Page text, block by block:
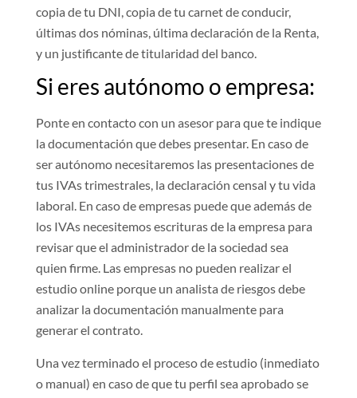
copia de tu DNI, copia de tu carnet de conducir,
últimas dos nóminas, última declaración de la Renta,
y un justificante de titularidad del banco.
Si eres autónomo o empresa:
Ponte en contacto con un asesor para que te indique
la documentación que debes presentar. En caso de
ser autónomo necesitaremos las presentaciones de
tus IVAs trimestrales, la declaración censal y tu vida
laboral. En caso de empresas puede que además de
los IVAs necesitemos escrituras de la empresa para
revisar que el administrador de la sociedad sea
quien firme. Las empresas no pueden realizar el
estudio online porque un analista de riesgos debe
analizar la documentación manualmente para
generar el contrato.
Una vez terminado el proceso de estudio (inmediato
o manual) en caso de que tu perfil sea aprobado se